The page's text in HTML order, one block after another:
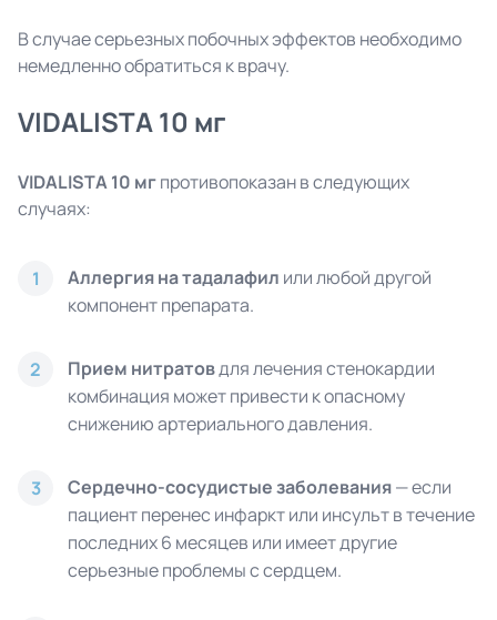
В случае серьезных побочных эффектов необходимо
немедленно обратиться к врачу.
VIDALISTA 10 мг
VIDALISTA 10 мгпротивопоказан в следующих
случаях:
1 Аллергия на тадалафил или любой другой
компонент препарата.
2 Прием нитратовдля лечения стенокардии
комбинация может привести к опасному
снижению артериального давления.
3 Сердечно-сосудистые заболевания— если
пациент перенес инфаркт или инсульт в течение
последних 6 месяцев или имеет другие
серьезные проблемы с сердцем.